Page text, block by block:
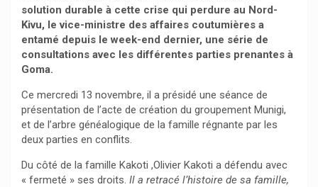
solution durable à cette crise qui perdure au Nord-
Kivu, le vice-ministre des affaires coutumières a
entamé depuis le week-end dernier, une série de
consultations avec les différentes parties prenantes à
Goma.
Ce mercredi 13 novembre, il a présidé une séance de
présentation de l’acte de création du groupement Munigi,
et de l’arbre généalogique de la famille régnante par les
deux parties en conflits.
Du côté de la famille Kakoti ,Olivier Kakoti a défendu avec
« fermeté » ses droits. Il a retracé l’histoire de sa famille,